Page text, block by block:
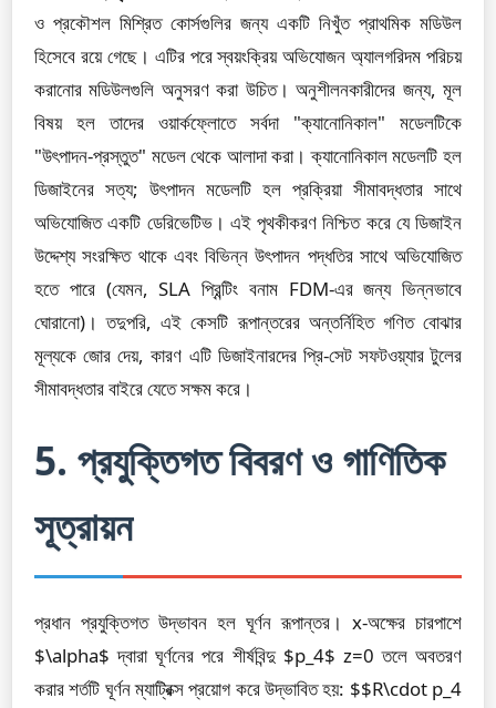
ও প্রকৌশল মিশ্রিত কোর্সগুলির জন্য একটি নিখুঁত প্রাথমিক মডিউল
হিসেবে রয়ে গেছে। এটির পরে স্বয়ংক্রিয় অভিযোজন অ্যালগরিদম পরিচয়
করানোর মডিউলগুলি অনুসরণ করা উচিত। অনুশীলনকারীদের জন্য, মূল
বিষয় হল তাদের ওয়ার্কফ্লোতে সর্বদা "ক্যানোনিকাল" মডেলটিকে
"উৎপাদন-প্রস্তুত" মডেল থেকে আলাদা করা। ক্যানোনিকাল মডেলটি হল
ডিজাইনের সত্য; উৎপাদন মডেলটি হল প্রক্রিয়া সীমাবদ্ধতার সাথে
অভিযোজিত একটি ডেরিভেটিভ। এই পৃথকীকরণ নিশ্চিত করে যে ডিজাইন
উদ্দেশ্য সংরক্ষিত থাকে এবং বিভিন্ন উৎপাদন পদ্ধতির সাথে অভিযোজিত
হতে পারে (যেমন, SLA প্রিন্টিং বনাম FDM-এর জন্য ভিন্নভাবে
ঘোরানো)। তদুপরি, এই কেসটি রূপান্তরের অন্তর্নিহিত গণিত বোঝার
মূল্যকে জোর দেয়, কারণ এটি ডিজাইনারদের প্রি-সেট সফটওয়্যার টুলের
সীমাবদ্ধতার বাইরে যেতে সক্ষম করে।
5. প্রযুক্তিগত বিবরণ ও গাণিতিক
সূত্রায়ন
প্রধান প্রযুক্তিগত উদ্ভাবন হল ঘূর্ণন রূপান্তর। x-অক্ষের চারপাশে
$\alpha$ দ্বারা ঘূর্ণনের পরে শীর্ষবিন্দু $p_4$ z=0 তলে অবতরণ
করার শর্তটি ঘূর্ণন ম্যাট্রিক্স প্রয়োগ করে উদ্ভাবিত হয়: $$R\cdot p_4